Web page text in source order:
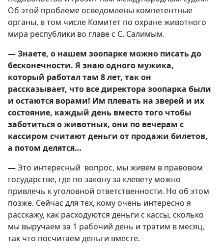
Об этой проблеме осведомлены компетентные
органы, в том числе Комитет по охране животного
мира республики во главе с С. Салимым.
— Знаете, о нашем зоопарке можно писать до
бесконечности. Я знаю одного мужика,
который работал там 8 лет, так он
рассказывает, что все директора зоопарка были
и остаются ворами! Им плевать на зверей и их
состояние, каждый день вместо того чтобы
заботиться о животных, они по вечерам с
кассиром считают деньги от продажи билетов,
а потом делятся…
—Это интересный вопрос, мы живем в правовом
государстве, где по закону за клевету можно
привлечь к уголовной ответственности. Но об этом
позже. Сейчас для тех, кому очень интересно я
расскажу, как расходуются деньги с кассы, сколько
мы выручаем за 1 рабочий день и тратим в месяц,
так что посчитаем деньги вместе.